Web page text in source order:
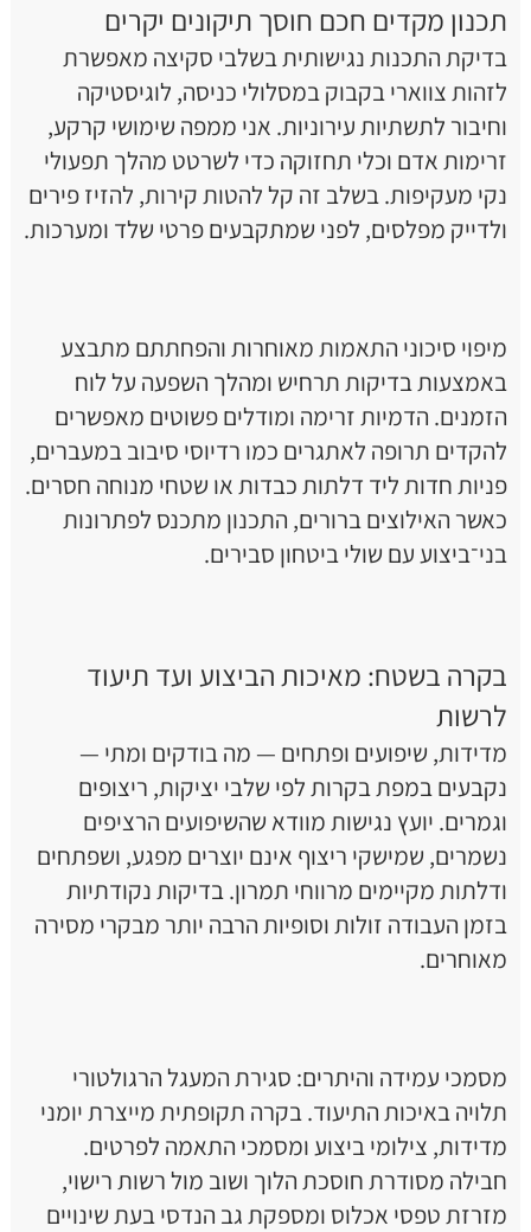
תכנון מקדים חכם חוסך תיקונים יקרים
בדיקת התכנות נגישותית בשלבי סקיצה מאפשרת
לזהות צווארי בקבוק במסלולי כניסה, לוגיסטיקה
וחיבור לתשתיות עירוניות. אני ממפה שימושי קרקע,
זרימות אדם וכלי תחזוקה כדי לשרטט מהלך תפעולי
נקי מעקיפות. בשלב זה קל להטות קירות, להזיז פירים
ולדייק מפלסים, לפני שמתקבעים פרטי שלד ומערכות.
מיפוי סיכוני התאמות מאוחרות והפחתתם מתבצע
באמצעות בדיקות תרחיש ומהלך השפעה על לוח
הזמנים. הדמיות זרימה ומודלים פשוטים מאפשרים
להקדים תרופה לאתגרים כמו רדיוסי סיבוב במעברים,
פניות חדות ליד דלתות כבדות או שטחי מנוחה חסרים.
כאשר האילוצים ברורים, התכנון מתכנס לפתרונות
בני־ביצוע עם שולי ביטחון סבירים.
בקרה בשטח: מאיכות הביצוע ועד תיעוד
לרשות
מדידות, שיפועים ופתחים — מה בודקים ומתי —
נקבעים במפת בקרות לפי שלבי יציקות, ריצופים
וגמרים. יועץ נגישות מוודא שהשיפועים הרציפים
נשמרים, שמישקי ריצוף אינם יוצרים מפגע, ושפתחים
ודלתות מקיימים מרווחי תמרון. בדיקות נקודתיות
בזמן העבודה זולות וסופיות הרבה יותר מבקרי מסירה
מאוחרים.
מסמכי עמידה והיתרים: סגירת המעגל הרגולטורי
תלויה באיכות התיעוד. בקרה תקופתית מייצרת יומני
מדידות, צילומי ביצוע ומסמכי התאמה לפרטים.
חבילה מסודרת חוסכת הלוך ושוב מול רשות רישוי,
מזרזת טפסי אכלוס ומספקת גב הנדסי בעת שינויים